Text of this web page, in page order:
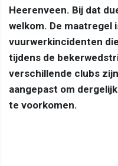
Heerenveen. Bij dat
welkom. De maatregel
vuurwerkincidenten
tijdens de
verschillende clubs
aangepast om
te voorkomen.